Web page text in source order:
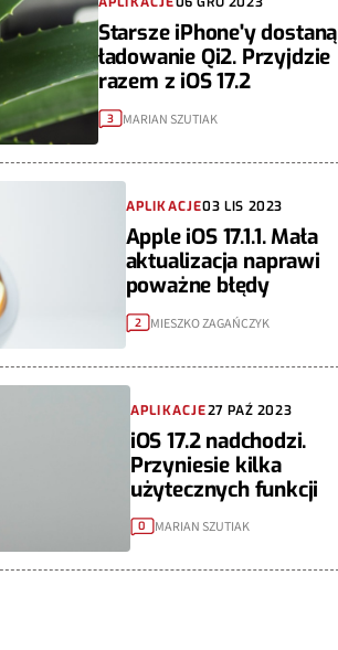
Starsze iPhone'y dostaną
ładowanie Qi2. Przyjdzie
razem z iOS 17.2
3 MARIAN SZUTIAK
APLIKACJE03 LIS 2023
Apple iOS 17.1.1. Mała
aktualizacja naprawi
poważne błędy
2 MIESZKO ZAGAŃCZYK
APLIKACJE27 PAŹ 2023
iOS 17.2 nadchodzi.
Przyniesie kilka
użytecznych funkcji
0 MARIAN SZUTIAK